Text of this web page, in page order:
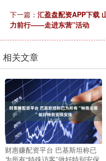
下一篇： 汇盈盘配资APP下载
力前行——走进东营”活动
相关文章
财惠赚配资平台 巴基斯坦称已
为所有“特殊访客”做好特别安保